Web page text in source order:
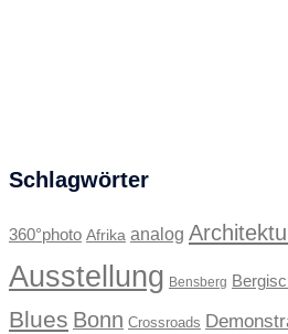
Schlagwörter
360°photo Afrika analog
Ausstellung Bensberg
Blues Bonn Crossroads